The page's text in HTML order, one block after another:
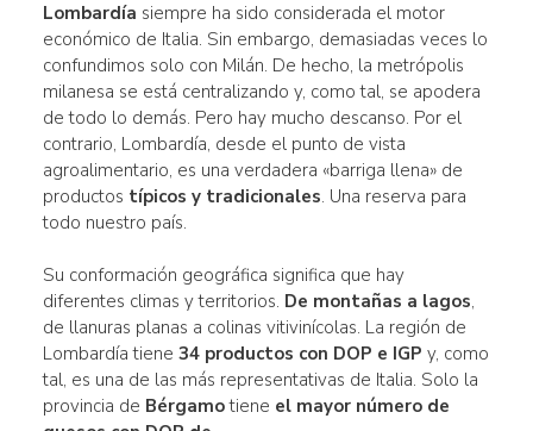
Lombardía siempre ha sido considerada el motor
económico de Italia. Sin embargo, demasiadas veces lo
confundimos solo con Milán. De hecho, la metrópolis
milanesa se está centralizando y, como tal, se apodera
de todo lo demás. Pero hay mucho descanso. Por el
contrario, Lombardía, desde el punto de vista
agroalimentario, es una verdadera «barriga llena» de
productos típicos y tradicionales. Una reserva para
todo nuestro país.
Su conformación geográfica significa que hay
diferentes climas y territorios. De montañas a lagos,
de llanuras planas a colinas vitivinícolas. La región de
Lombardía tiene 34 productos con DOP e IGP y, como
tal, es una de las más representativas de Italia. Solo la
provincia de Bérgamotiene el mayor número de